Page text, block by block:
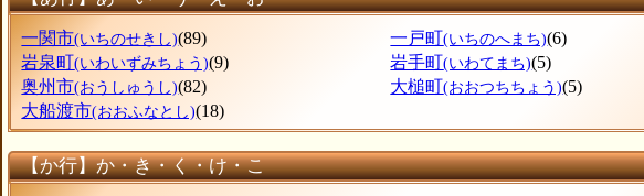
一関市(いちのせきし)(89) 一戸町(いちのへまち)(6)
岩泉町(いわいずみちょう)(9) 岩手町(いわてまち)(5)
奥州市(おうしゅうし)(82) 大槌町(おおつちちょう)(5)
大船渡市(おおふなとし)(18)
【か行】か・き・く・け・こ